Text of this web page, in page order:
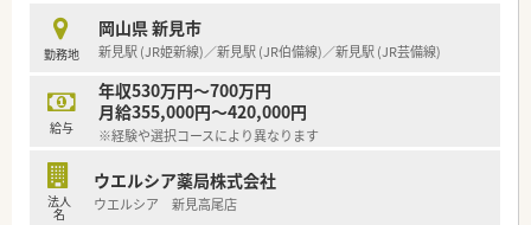
勤務地
岡山県 新見市
新見駅 (JR姫新線)／新見駅 (JR伯備線)／新見駅 (JR芸備線)
給与
年収530万円～700万円
月給355,000円～420,000円
※経験や選択コースにより異なります
法人
名
ウエルシア薬局株式会社
ウエルシア 新見高尾店